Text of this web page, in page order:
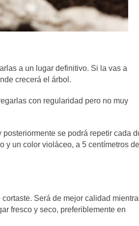
a un lugar definitivo. Si la vas a
crecerá el árbol.
con regularidad pero no muy
se podrá repetir cada
y un color violáceo, a 5 centímetros del
Será de mejor calidad
fresco y seco, preferiblemente en